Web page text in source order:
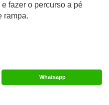
fazer o percurso a pé
rampa.
Whatsapp